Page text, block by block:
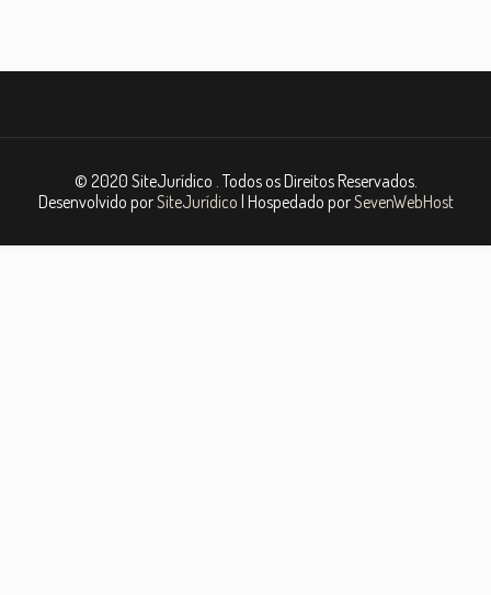
© 2020 SiteJurídico . Todos os Direitos Reservados.
Desenvolvido porSiteJurídico | Hospedado porSevenWebHost